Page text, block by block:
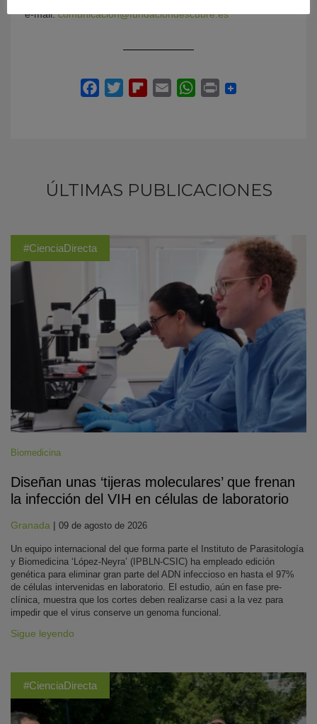
e-mail:comunicacion@fundaciondescubre.es
ÚLTIMAS PUBLICACIONES
#CienciaDirecta
Biomedicina
Diseñan unas ‘tijeras moleculares’ que frenan
la infección del VIH en células de laboratorio
Granada | 09 de agosto de 2026
Un equipo internacional del que forma parte el Instituto de Parasitología
y Biomedicina ‘López-Neyra’ (IPBLN-CSIC) ha empleado edición
genética para eliminar gran parte del ADN infeccioso en hasta el 97%
de células intervenidas en laboratorio. El estudio, aún en fase pre-
clínica, muestra que los cortes deben realizarse casi a la vez para
impedir que el virus conserve un genoma funcional.
Sigue leyendo
#CienciaDirecta